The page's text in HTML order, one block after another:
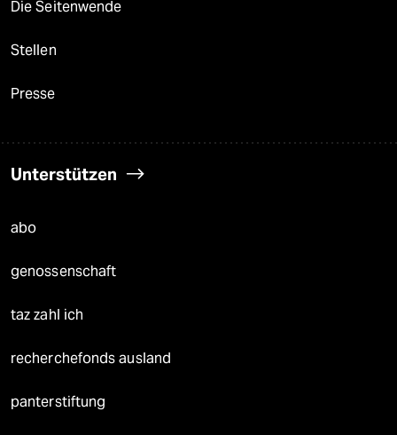
Die Seitenwende
Stellen
Presse
Unterstützen
abo
genossenschaft
taz zahl ich
recherchefonds ausland
panterstiftung